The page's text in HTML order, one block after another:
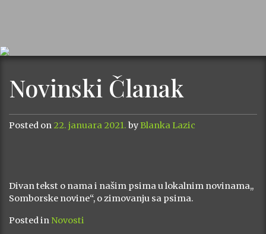
Novinski Članak
Posted on 22. januara 2021. by Blanka Lazic
Divan tekst o nama i našim psima u lokalnim novinama,,
Somborske novine“, o zimovanju sa psima.
Posted in Novosti